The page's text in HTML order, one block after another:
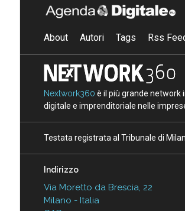
About Autori Tags Rss
Nextwork360 è il più grande network
digitale e imprenditoriale nelle
Testata registrata al Tribunale di
Indirizzo
Via Moretto da Brescia, 22
Milano - Italia